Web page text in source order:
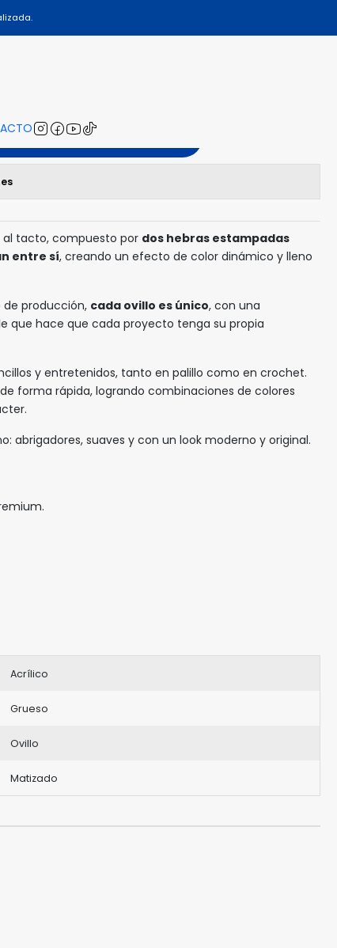
al Carro
tacto, compuesto por dos hebras estampadas
entre sí, creando un efecto de color dinámico y lleno
de producción, cada ovillo es único, con una
que hace que cada proyecto tenga su propia
y entretenidos, tanto en palillo como en crochet.
forma rápida, logrando combinaciones de colores
abrigadores, suaves y con un look moderno y original.
Acrílico
Grueso
Ovillo
Matizado